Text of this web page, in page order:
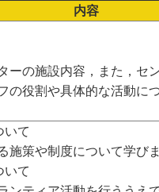
内容
ーの施設内容，また，セ
の役割や具体的な活動に
いて
策や制度について学びま
いて